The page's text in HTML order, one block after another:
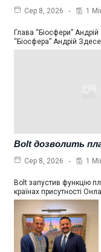
Сер 8, 2026 1
Глава “Біосфери”
“Біосфера” Андрій
Bolt дозволить
Сер 8, 2026 1
Bolt запустив функцію
країнах присутності